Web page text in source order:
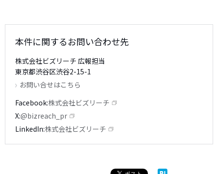
本件に関するお問い合わせ先
株式会社ビズリーチ 広報担当
東京都渋谷区渋谷2-15-1
お問い合せはこちら
Facebook 株式会社ビズリーチ
X@bizreach_pr
LinkedIn 株式会社ビズリーチ